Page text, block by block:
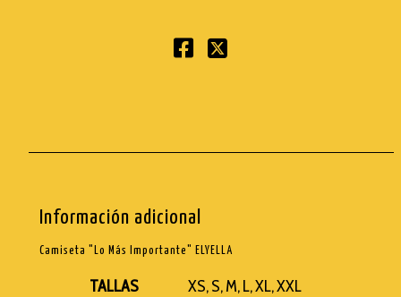
Información adicional
Camiseta "Lo Más Importante" ELYELLA
TALLAS XS, S, M, L, XL, XXL